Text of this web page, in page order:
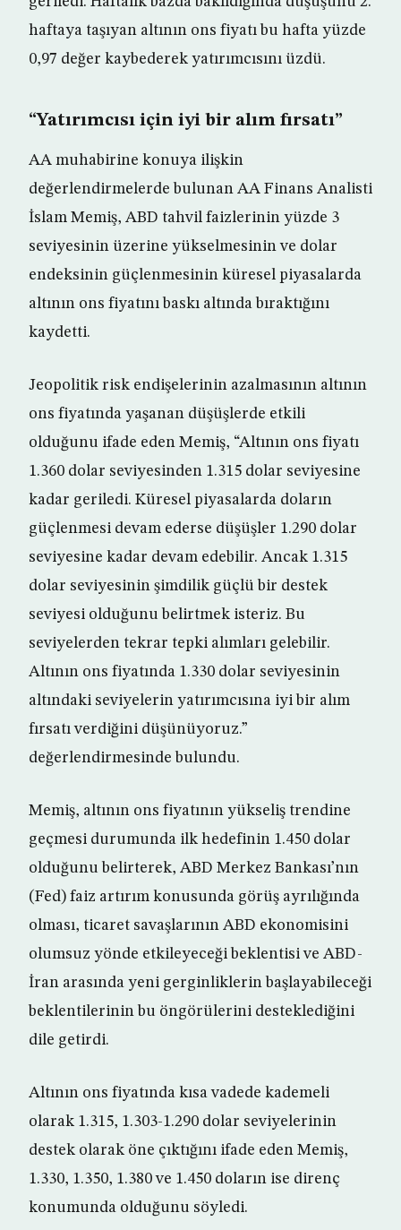
haftaya taşıyan altının ons fiyatı bu hafta yüzde
0,97 değer kaybederek yatırımcısını üzdü.
“Yatırımcısı için iyi bir alım fırsatı”
AA muhabirine konuya ilişkin
değerlendirmelerde bulunan AA Finans Analisti
İslam Memiş, ABD tahvil faizlerinin yüzde 3
seviyesinin üzerine yükselmesinin ve dolar
endeksinin güçlenmesinin küresel piyasalarda
altının ons fiyatını baskı altında bıraktığını
kaydetti.
Jeopolitik risk endişelerinin azalmasının altının
ons fiyatında yaşanan düşüşlerde etkili
olduğunu ifade eden Memiş, “Altının ons fiyatı
1.360 dolar seviyesinden 1.315 dolar seviyesine
kadar geriledi. Küresel piyasalarda doların
güçlenmesi devam ederse düşüşler 1.290 dolar
seviyesine kadar devam edebilir. Ancak 1.315
dolar seviyesinin şimdilik güçlü bir destek
seviyesi olduğunu belirtmek isteriz. Bu
seviyelerden tekrar tepki alımları gelebilir.
Altının ons fiyatında 1.330 dolar seviyesinin
altındaki seviyelerin yatırımcısına iyi bir alım
fırsatı verdiğini düşünüyoruz.”
değerlendirmesinde bulundu.
Memiş, altının ons fiyatının yükseliş trendine
geçmesi durumunda ilk hedefinin 1.450 dolar
olduğunu belirterek, ABD Merkez Bankası’nın
(Fed) faiz artırım konusunda görüş ayrılığında
olması, ticaret savaşlarının ABD ekonomisini
olumsuz yönde etkileyeceği beklentisi ve ABD-
İran arasında yeni gerginliklerin başlayabileceği
beklentilerinin bu öngörülerini desteklediğini
dile getirdi.
Altının ons fiyatında kısa vadede kademeli
olarak 1.315, 1.303-1.290 dolar seviyelerinin
destek olarak öne çıktığını ifade eden Memiş,
1.330, 1.350, 1.380 ve 1.450 doların ise direnç
konumunda olduğunu söyledi.